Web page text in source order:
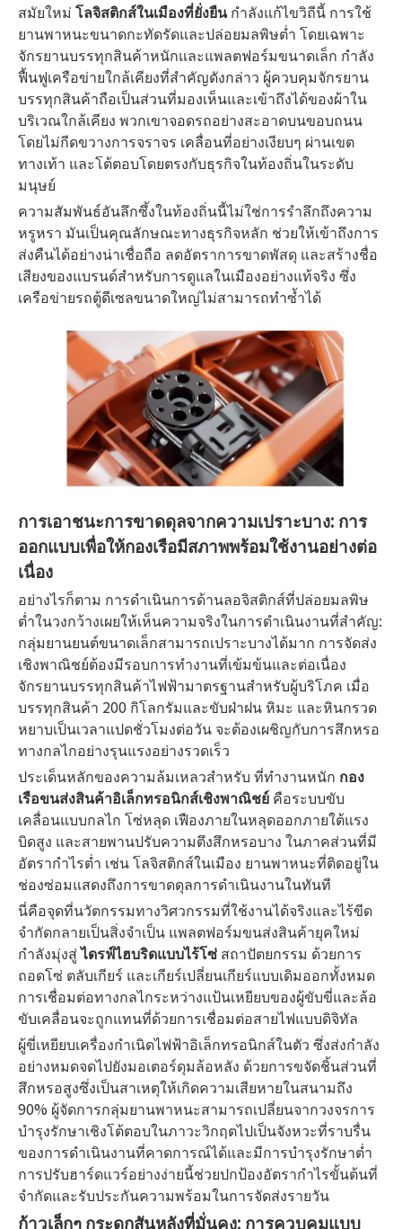
สมัยใหม่ โลจิสติกส์ในเมืองที่ยั่งยืนกำลังแก้ไขวิถีนี้ การใช้
ยานพาหนะขนาดกะทัดรัดและปล่อยมลพิษต่ำ โดยเฉพาะ
จักรยานบรรทุกสินค้าหนักและแพลตฟอร์มขนาดเล็ก กำลัง
ฟื้นฟูเครือข่ายใกล้เคียงที่สำคัญดังกล่าว ผู้ควบคุมจักรยาน
บรรทุกสินค้าถือเป็นส่วนที่มองเห็นและเข้าถึงได้ของผ้าใน
บริเวณใกล้เคียง พวกเขาจอดรถอย่างสะอาดบนขอบถนน
โดยไม่กีดขวางการจราจร เคลื่อนที่อย่างเงียบๆ ผ่านเขต
ทางเท้า และโต้ตอบโดยตรงกับธุรกิจในท้องถิ่นในระดับ
มนุษย์
ความสัมพันธ์อันลึกซึ้งในท้องถิ่นนี้ไม่ใช่การรำลึกถึงความ
หรูหรา มันเป็นคุณลักษณะทางธุรกิจหลัก ช่วยให้เข้าถึงการ
ส่งคืนได้อย่างน่าเชื่อถือ ลดอัตราการขาดพัสดุ และสร้างชื่อ
เสียงของแบรนด์สำหรับการดูแลในเมืองอย่างแท้จริง ซึ่ง
เครือข่ายรถตู้ดีเซลขนาดใหญ่ไม่สามารถทำซ้ำได้
การเอาชนะการขาดดุลจากความเปราะบาง: การ
ออกแบบเพื่อให้กองเรือมีสภาพพร้อมใช้งานอย่างต่อ
เนื่อง
อย่างไรก็ตาม การดำเนินการด้านลอจิสติกส์ที่ปล่อยมลพิษ
ต่ำในวงกว้างเผยให้เห็นความจริงในการดำเนินงานที่สำคัญ:
กลุ่มยานยนต์ขนาดเล็กสามารถเปราะบางได้มาก การจัดส่ง
เชิงพาณิชย์ต้องมีรอบการทำงานที่เข้มข้นและต่อเนื่อง
จักรยานบรรทุกสินค้าไฟฟ้ามาตรฐานสำหรับผู้บริโภค เมื่อ
บรรทุกสินค้า 200 กิโลกรัมและขับฝ่าฝน หิมะ และหินกรวด
หยาบเป็นเวลาแปดชั่วโมงต่อวัน จะต้องเผชิญกับการสึกหรอ
ทางกลไกอย่างรุนแรงอย่างรวดเร็ว
ประเด็นหลักของความล้มเหลวสำหรับ ที่ทำงานหนัก กอง
เรือขนส่งสินค้าอิเล็กทรอนิกส์เชิงพาณิชย์ คือระบบขับ
เคลื่อนแบบกลไก โซ่หลุด เฟืองภายในหลุดออกภายใต้แรง
บิดสูง และสายพานปรับความตึงสึกหรอบาง ในภาคส่วนที่มี
อัตรากำไรต่ำ เช่น โลจิสติกส์ในเมือง ยานพาหนะที่ติดอยู่ใน
ช่องซ่อมแสดงถึงการขาดดุลการดำเนินงานในทันที
นี่คือจุดที่นวัตกรรมทางวิศวกรรมที่ใช้งานได้จริงและไร้ขีด
จำกัดกลายเป็นสิ่งจำเป็น แพลตฟอร์มขนส่งสินค้ายุคใหม่
กำลังมุ่งสู่ไดรฟ์ไฮบริดแบบไร้โซ่ สถาปัตยกรรม ด้วยการ
ถอดโซ่ ตลับเกียร์ และเกียร์เปลี่ยนเกียร์แบบเดิมออกทั้งหมด
การเชื่อมต่อทางกลไกระหว่างแป้นเหยียบของผู้ขับขี่และล้อ
ขับเคลื่อนจะถูกแทนที่ด้วยการเชื่อมต่อสายไฟแบบดิจิทัล
ผู้ขี่เหยียบเครื่องกำเนิดไฟฟ้าอิเล็กทรอนิกส์ในตัว ซึ่งส่งกำลัง
อย่างหมดจดไปยังมอเตอร์ดุมล้อหลัง ด้วยการขจัดชิ้นส่วนที่
สึกหรอสูงซึ่งเป็นสาเหตุให้เกิดความเสียหายในสนามถึง
90% ผู้จัดการกลุ่มยานพาหนะสามารถเปลี่ยนจากวงจรการ
บำรุงรักษาเชิงโต้ตอบในภาวะวิกฤตไปเป็นจังหวะที่ราบรื่น
ของการดำเนินงานที่คาดการณ์ได้และมีการบำรุงรักษาต่ำ
การปรับฮาร์ดแวร์อย่างง่ายนี้ช่วยปกป้องอัตรากำไรขั้นต้นที่
จำกัดและรับประกันความพร้อมในการจัดส่งรายวัน
ก้าวเล็กๆ กระดูกสันหลังที่มั่นคง: การควบคุมแบบ